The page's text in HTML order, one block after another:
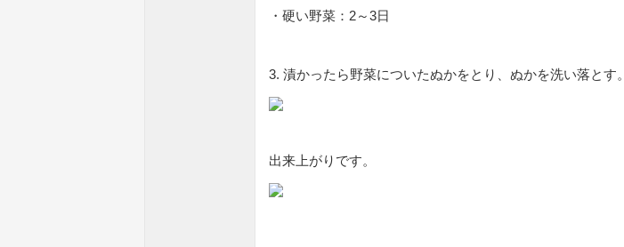
・硬い野菜：2～3日
3. 漬かったら野菜についたぬかをとり、ぬかを洗い落とす。
出来上がりです。